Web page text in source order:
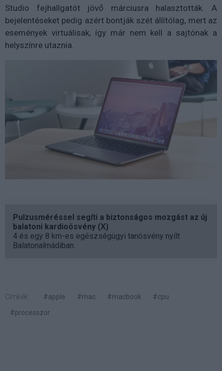
Studio fejhallgatót jövő márciusra halasztották. A
bejelentéseket pedig azért bontják szét állítólag, mert az
események virtuálisak, így már nem kell a sajtónak a
helyszínre utaznia.
Pulzusméréssel segíti a biztonságos mozgást az új
balatoni kardioösvény (X)
4 és egy 8 km-es egészségügyi tanösvény nyílt
Balatonalmádiban.
Címkék: #apple #mac #macbook
#cpu
#processzor